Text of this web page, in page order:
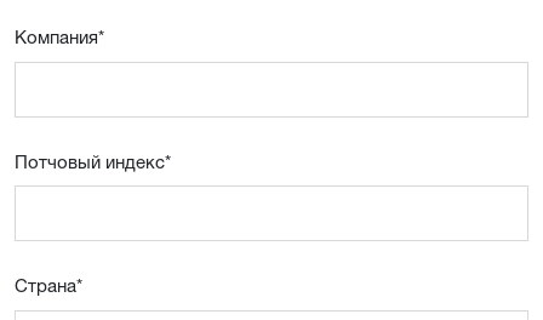
Компания*
Потчовый индекс*
Страна*